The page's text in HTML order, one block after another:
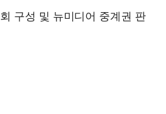
구성 및 뉴미디어 중계권 판